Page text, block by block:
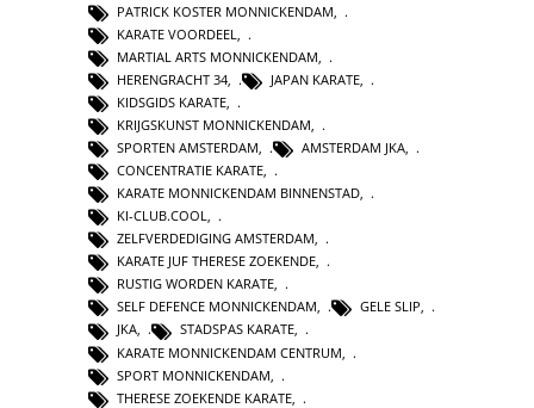
PATRICK KOSTER MONNICKENDAM
KARATE VOORDEEL
MARTIAL ARTS MONNICKENDAM
HERENGRACHT 34
JAPAN KARATE
KIDSGIDS KARATE
KRIJGSKUNST MONNICKENDAM
SPORTEN AMSTERDAM
AMSTERDAM JKA
CONCENTRATIE KARATE,
KARATE MONNICKENDAM BINNENSTAD,
KI-CLUB.COOL,
ZELFVERDEDIGING AMSTERDAM,
KARATE JUF THERESE ZOEKENDE,
RUSTIG WORDEN KARATE,
SELF DEFENCE MONNICKENDAM, GELE SLIP,
JKA, STADSPAS KARATE,
KARATE MONNICKENDAM CENTRUM
SPORT MONNICKENDAM
THERESE ZOEKENDE KARATE